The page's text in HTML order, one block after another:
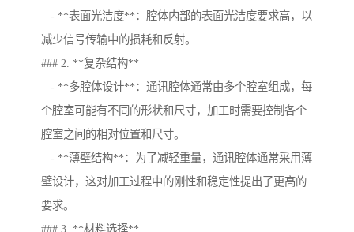
- **表面光洁度**：腔体内部的表面光洁度要求高，以
减少信号传输中的损耗和反射。
### 2. **复杂结构**
- **多腔体设计**：通讯腔体通常由多个腔室组成，每
个腔室可能有不同的形状和尺寸，加工时需要控制各个
腔室之间的相对位置和尺寸。
- **薄壁结构**：为了减轻重量，通讯腔体通常采用薄
壁设计，这对加工过程中的刚性和稳定性提出了更高的
要求。
### 3. **材料选择**